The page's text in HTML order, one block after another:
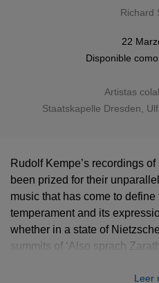
Richard
22
Disponible como
Artistas
Staatskapelle Dresden
Rudolf Kempe’s recordings
been prized for their
music that has come to
temperament and its
whether in a state of
summits of ‘Also sprach
Even in his lighter moods,Leer